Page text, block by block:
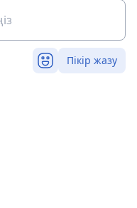
Пікір жазу